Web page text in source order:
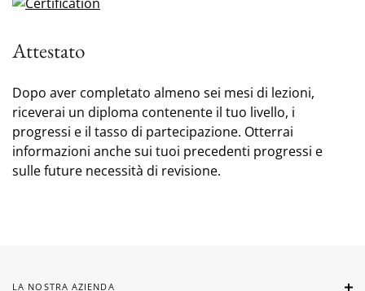
Attestato
Dopo aver completato almeno sei mesi di lezioni,
riceverai un diploma contenente il tuo livello, i
progressi e il tasso di partecipazione. Otterrai
informazioni anche sui tuoi precedenti progressi e
sulle future necessità di revisione.
LA NOSTRA AZIENDA